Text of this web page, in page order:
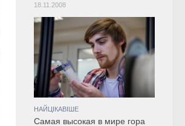
18.11.2008
НАЙЦІКАВІШЕ
Самая высокая в мире гора